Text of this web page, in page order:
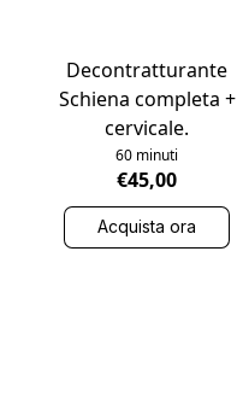
Decontratturante
Schiena completa +
cervicale.
60 minuti
€45,00
Acquista ora